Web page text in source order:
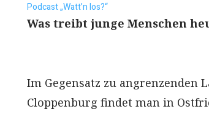
Podcast „Watt’n los?“
Was treibt junge Menschen
Im Gegensatz zu angrenzenden
Cloppenburg findet man in